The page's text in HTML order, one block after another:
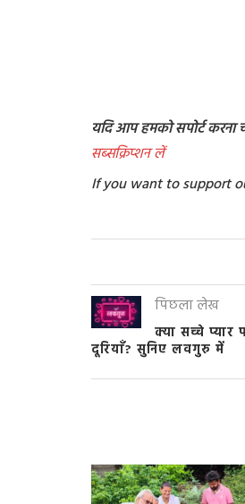
यदि आप हमको सपोर्ट करना
सब्सक्रिप्शन लें
If you want to support
पिछला लेख
क्या सच्चे प्यार
दूरियाँ? सुनिए लवगुरु में